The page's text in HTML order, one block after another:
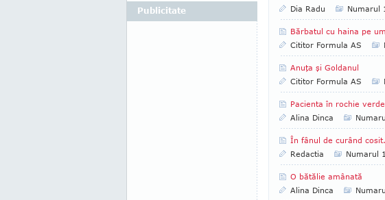
Dia Radu
Numarul
Bărbatul cu haina pe
Cititor Formula AS
Anuţa şi Goldanul
Cititor Formula AS
Pacienta în rochie verde
Alina Dinca
În fânul de curând
Redactia
Numarul
O bătălie amânată
Alina Dinca
Publicitate